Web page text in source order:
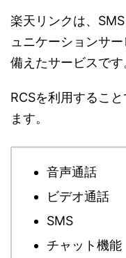
楽天リンクは、
ュニケーションサ
備えたサービスです
RCSを利用するこ
ます。
音声通話
ビデオ通話
SMS
チャット機能